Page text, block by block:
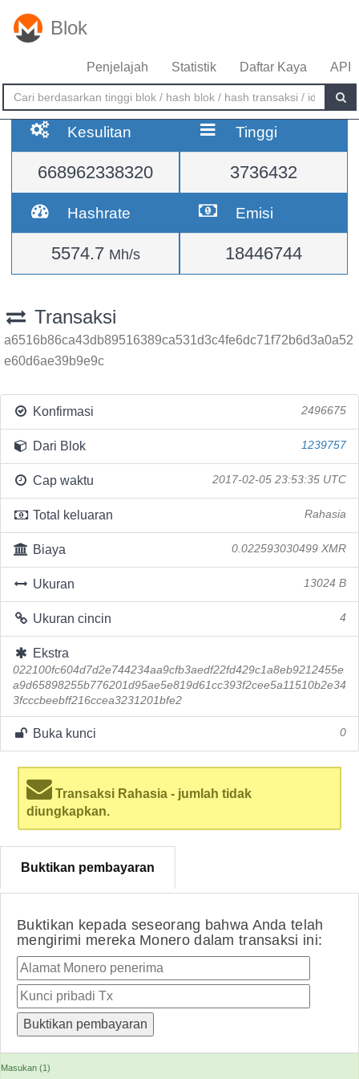
Blok
Penjelajah Statistik Daftar Kaya API
Kesulitan
668962338320
Tinggi
3736432
Hashrate
5574.7 Mh/s
Emisi
18446744
Transaksi
a6516b86ca43db89516389ca531d3c4fe6dc71f72b6d3a0a52
e60d6ae39b9e9c
Konfirmasi 2496675
Dari Blok 1239757
Cap waktu 2017-02-05 23:53:35 UTC
Total keluaran Rahasia
Biaya 0.022593030499 XMR
Ukuran 13024 B
Ukuran cincin 4
Ekstra
022100fc604d7d2e744234aa9cfb3aedf22fd429c1a8eb9212455e
a9d65898255b776201d95ae5e819d61cc393f2cee5a11510b2e34
3fcccbeebff216ccea3231201bfe2
Buka kunci 0
Transaksi Rahasia - jumlah tidak
diungkapkan.
Buktikan pembayaran
Buktikan kepada seseorang bahwa Anda telah
mengirimi mereka Monero dalam transaksi ini:
Masukan (1)